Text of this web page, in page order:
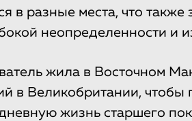
в разные места, что также
неопределенности и
жила в Восточном
в Великобритании, чтобы
жизнь старшего